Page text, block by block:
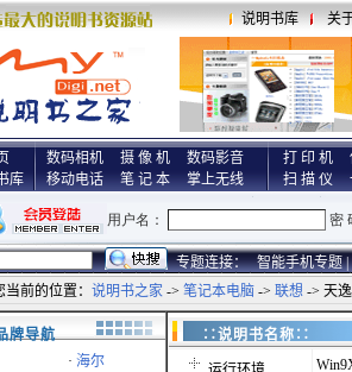
说明书库 关
库
数码相机 摄 像 机
数码影音
移动电话
笔 记 本 掌上无线
打 印 机
扫 描 仪
专题连接： 智能手机专题 |
当前的位置： 说明书之家 -> 笔记本电脑 -> 联想 -> 天
牌导航
· 海尔
∷说明书名